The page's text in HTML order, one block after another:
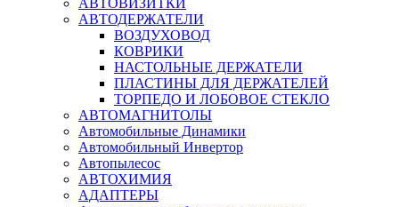
АВТОВИЗИТКИ
АВТОДЕРЖАТЕЛИ
ВОЗДУХОВОД
КОВРИКИ
НАСТОЛЬНЫЕ ДЕРЖАТЕЛИ
ПЛАСТИНЫ ДЛЯ ДЕРЖАТЕЛЕЙ
ТОРПЕДО И ЛОБОВОЕ СТЕКЛО
АВТОМАГНИТОЛЫ
Автомобильные Динамики
Автомобильный Инвертор
Автопылесос
АВТОХИМИЯ
АДАПТЕРЫ